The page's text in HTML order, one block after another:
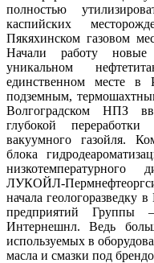
полностью
каспийских
Пякяхинском газовом
Начали работу новые
уникальном
единственном месте в
подземным,
Волгоградском НПЗ
глубокой
вакуумного газойля.
блока
ЛУКОЙЛ-
начала геологоразведку
предприятий Группы
Интернешнл. Ведь
используемых в
масла и смазки под